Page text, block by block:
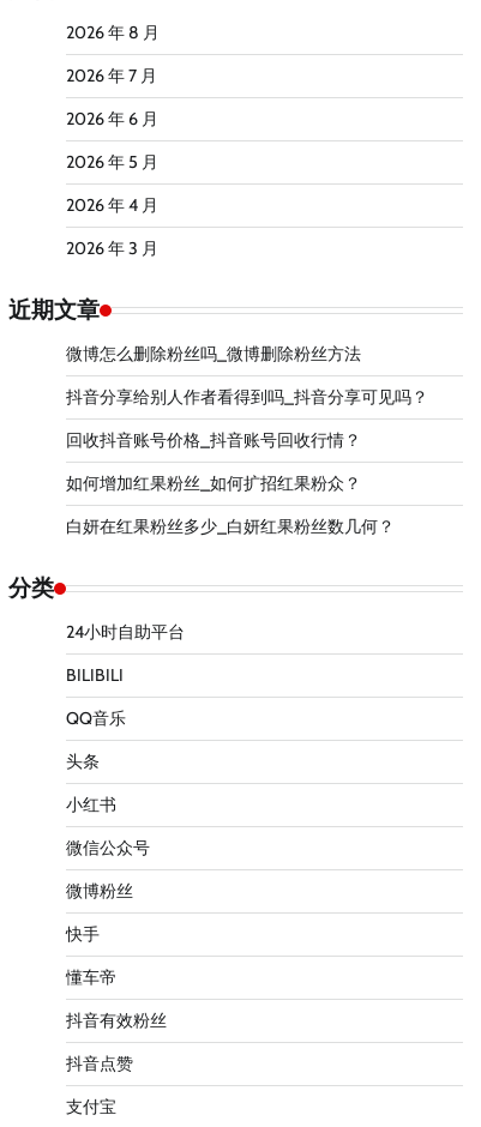
2026 年 8 月
2026 年 7 月
2026 年 6 月
2026 年 5 月
2026 年 4 月
2026 年 3 月
近期文章
微博怎么删除粉丝吗_微博删除粉丝方法
抖音分享给别人作者看得到吗_抖音分享可见吗？
回收抖音账号价格_抖音账号回收行情？
如何增加红果粉丝_如何扩招红果粉众？
白妍在红果粉丝多少_白妍红果粉丝数几何？
分类
24小时自助平台
BILIBILI
QQ音乐
头条
小红书
微信公众号
微博粉丝
快手
懂车帝
抖音有效粉丝
抖音点赞
支付宝